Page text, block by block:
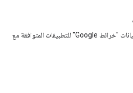
حزمة تطوير البرامج بالاستناد إلى بيانات "خرائط Google" للتطبيقات المتوافقة مع